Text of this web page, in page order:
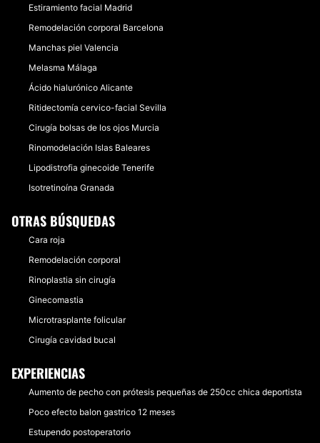
Estiramiento facial Madrid
Remodelación corporal Barcelona
Manchas piel Valencia
Melasma Málaga
Ácido hialurónico Alicante
Ritidectomía cervico-facial Sevilla
Cirugía bolsas de los ojos Murcia
Rinomodelación Islas Baleares
Lipodistrofia ginecoide Tenerife
Isotretinoína Granada
OTRAS BÚSQUEDAS
Cara roja
Remodelación corporal
Rinoplastia sin cirugía
Ginecomastia
Microtrasplante folicular
Cirugía cavidad bucal
EXPERIENCIAS
Aumento de pecho con prótesis pequeñas de 250cc chica deportista
Poco efecto balon gastrico 12 meses
Estupendo postoperatorio